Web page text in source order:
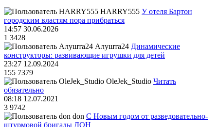
HARRY555 У отеля Бартон
городским властям пора прибраться
14:57 30.06.2026
1 3428
Алушта24 Динамические
конструкторы: развивающие игрушки для детей
23:27 12.09.2024
155 7379
OleJek_Studio Читать
обязательно
08:18 12.07.2021
3 9742
don С Новым годом от разведовательно-
штурмовой бригады ДОН